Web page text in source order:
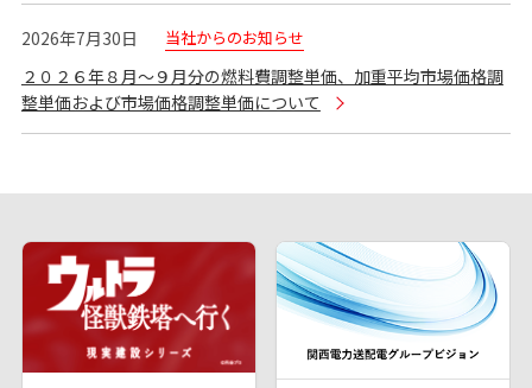
2026年7月30日 当社からのお知らせ
２０２６年８月～９月分の燃料費調整単価、加重平均市場価格調
整単価および市場価格調整単価について